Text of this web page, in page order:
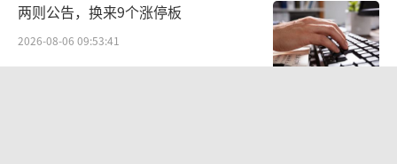
两则公告，换来9个涨停板
2026-08-06 09:53:41